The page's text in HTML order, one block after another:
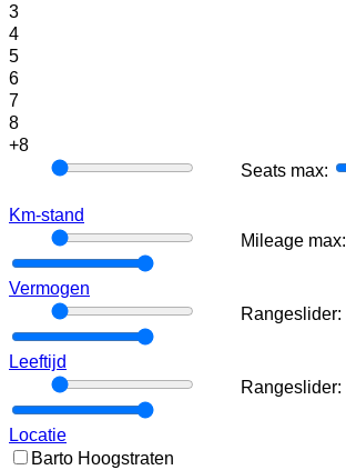
3
4
5
6
7
8
+8
Seats
Seats max:
Km-stand
Mileage
min:
Mileage max:
Vermogen
Rangeslider:
Rangeslider:
Leeftijd
Rangeslider:
Rangeslider:
Locatie
Barto Hoogstraten